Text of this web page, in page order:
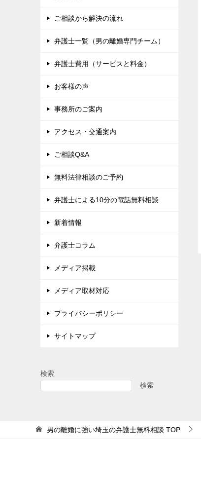
ご相談から解決の流れ
弁護士一覧（男の離婚専門チーム）
弁護士費用（サービスと料金）
お客様の声
事務所のご案内
アクセス・交通案内
ご相談Q&A
無料法律相談のご予約
弁護士による10分の電話無料相談
新着情報
弁護士コラム
メディア掲載
メディア取材対応
プライバシーポリシー
サイトマップ
検索
検索
男の離婚に強い埼玉の弁護士無料相談 TOP